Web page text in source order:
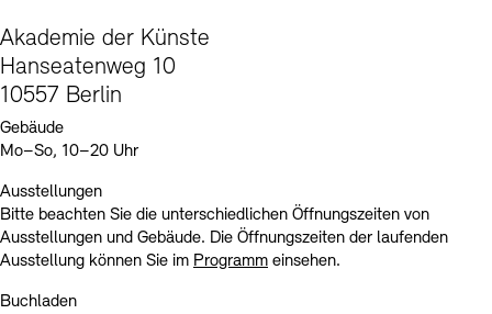
Akademie der Künste
Hanseatenweg 10
10557 Berlin
Gebäude
Mo–So, 10–20 Uhr
Ausstellungen
Bitte beachten Sie die unterschiedlichen Öffnungszeiten von
Ausstellungen und Gebäude. Die Öffnungszeiten der laufenden
Ausstellung können Sie im Programm einsehen.
Buchladen